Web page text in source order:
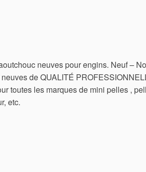
neuves pour engins. Neuf –
de QUALITÉ
toutes les marques de mini pelles ,
etc.